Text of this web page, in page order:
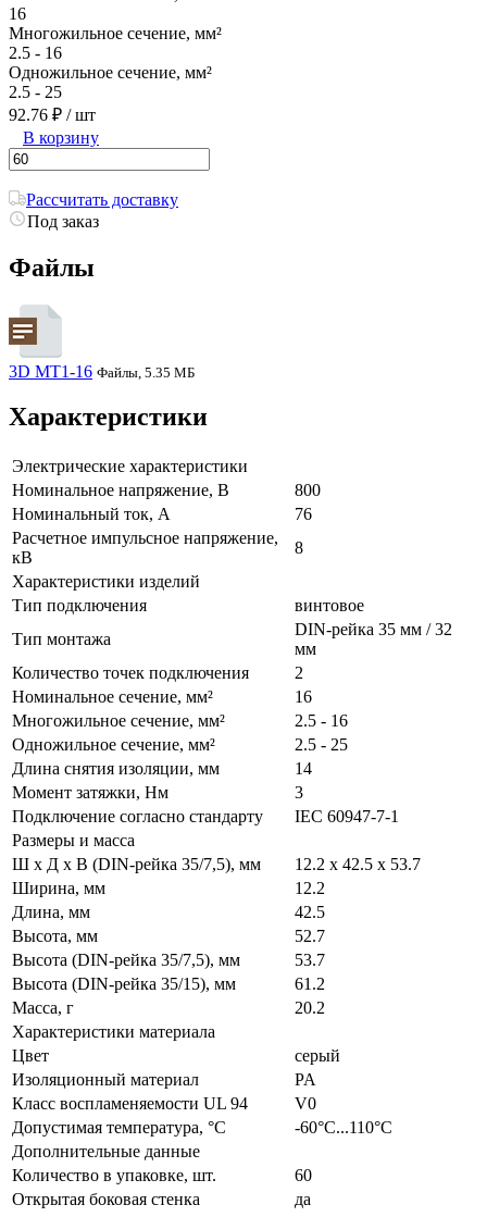
16
Многожильное сечение, мм²
2.5 - 16
Одножильное сечение, мм²
2.5 - 25
92.76 ₽ / шт
В корзину
Рассчитать доставку
Под заказ
Файлы
3D MT1-16 Файлы, 5.35 МБ
Характеристики
Электрические характеристики
Номинальное напряжение, В
800
Номинальный ток, А
76
Расчетное импульсное напряжение,
кВ
8
Характеристики изделий
Тип подключения
винтовое
Тип монтажа
DIN-рейка 35 мм / 32
мм
Количество точек подключения
2
Номинальное сечение, мм²
16
Многожильное сечение, мм²
2.5 - 16
Одножильное сечение, мм²
2.5 - 25
Длина снятия изоляции, мм
14
Момент затяжки, Нм
3
Подключение согласно стандарту
IEC 60947-7-1
Размеры и масса
Ш х Д х В (DIN-рейка 35/7,5), мм
12.2 х 42.5 х 53.7
Ширина, мм
12.2
Длина, мм
42.5
Высота, мм
52.7
Высота (DIN-рейка 35/7,5), мм
53.7
Высота (DIN-рейка 35/15), мм
61.2
Масса, г
20.2
Характеристики материала
Цвет
серый
Изоляционный материал
PA
Класс воспламеняемости UL 94
V0
Допустимая температура, °С
-60°C...110°C
Дополнительные данные
Количество в упаковке, шт.
60
Открытая боковая стенка
да